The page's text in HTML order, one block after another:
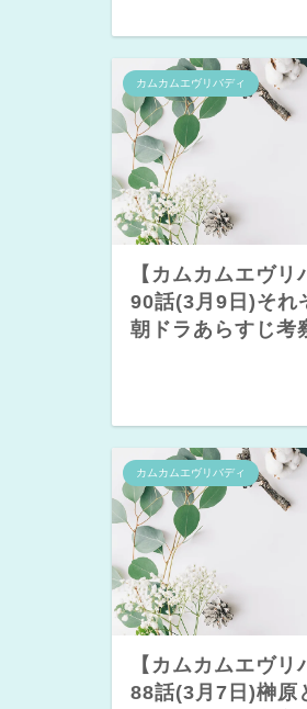
カムカムエヴリバディ
【カムカムエヴ
90話(3月9日)それ
朝ドラあらすじ考
カムカムエヴリバディ
【カムカムエヴ
88話(3月7日)榊原